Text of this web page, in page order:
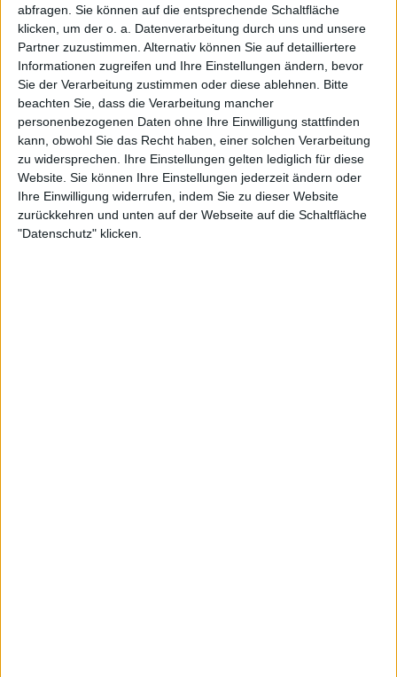
abfragen. Sie können auf die entsprechende Schaltfläche
klicken, um der o. a. Datenverarbeitung durch uns und unsere
Partner zuzustimmen. Alternativ können Sie auf detailliertere
Informationen zugreifen und Ihre Einstellungen ändern, bevor
Sie der Verarbeitung zustimmen oder diese ablehnen.
Bitte
beachten Sie, dass die Verarbeitung mancher
personenbezogenen Daten ohne Ihre Einwilligung stattfinden
kann, obwohl Sie das Recht haben, einer solchen Verarbeitung
zu widersprechen. Ihre Einstellungen gelten lediglich für diese
Website. Sie können Ihre Einstellungen jederzeit ändern oder
Ihre Einwilligung widerrufen, indem Sie zu dieser Website
zurückkehren und unten auf der Webseite auf die Schaltfläche
"Datenschutz" klicken.